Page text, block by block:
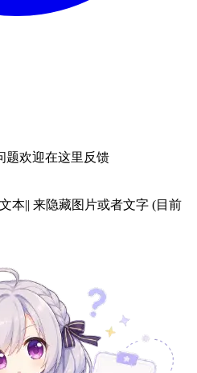
题欢迎在这里反馈
本|| 来隐藏图片或者文字 (目前